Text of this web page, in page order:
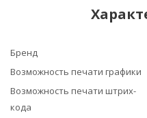
Бренд
Возможность печати графики
Возможность печати штрих-
кода